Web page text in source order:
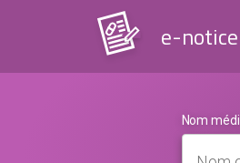
e-notice
Nom